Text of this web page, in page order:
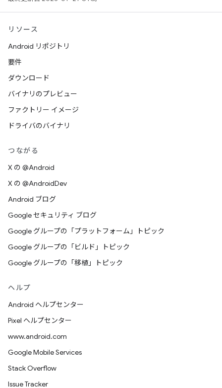
リソース
Android リポジトリ
要件
ダウンロード
バイナリのプレビュー
ファクトリー イメージ
ドライバのバイナリ
つながる
X の @Android
X の @AndroidDev
Android ブログ
Google セキュリティ ブログ
Google グループの「プラットフォーム」トピック
Google グループの「ビルド」トピック
Google グループの「移植」トピック
ヘルプ
Android ヘルプセンター
Pixel ヘルプセンター
www.android.com
Google Mobile Services
Stack Overflow
Issue Tracker